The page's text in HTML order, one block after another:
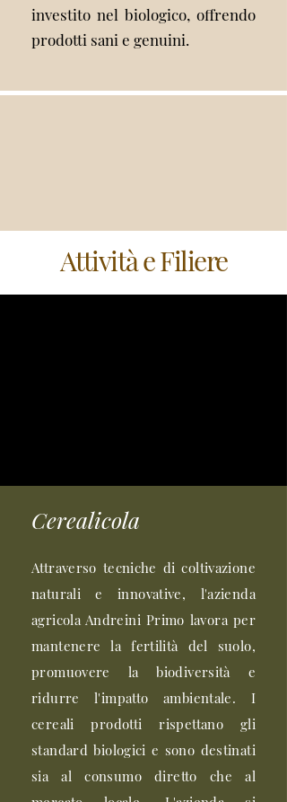
investito nel biologico, offrendo
prodotti sani e genuini.
Attività e Filiere
Cerealicola
Attraverso tecniche di coltivazione
naturali e innovative, l'azienda
agricola Andreini Primo lavora per
mantenere la fertilità del suolo,
promuovere la biodiversità e
ridurre l'impatto ambientale. I
cereali prodotti rispettano gli
standard biologici e sono destinati
sia al consumo diretto che al